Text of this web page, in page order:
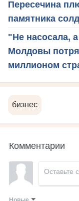
Пересечина
памятника
"Не насосала,
Молдовы
миллионом
бизнес
Комментарии